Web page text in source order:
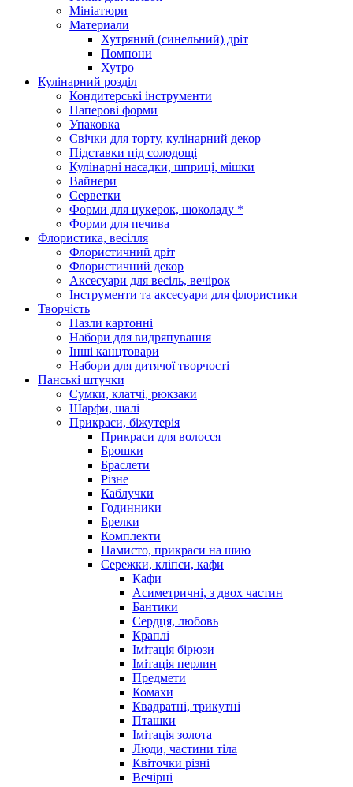
Мініатюри
Материали
Хутряний (синельний) дріт
Помпони
Хутро
Кулінарний розділ
Кондитерські інструменти
Паперові форми
Упаковка
Свічки для торту, кулінарний декор
Підставки під солодощі
Кулінарні насадки, шприці, мішки
Вайнери
Серветки
Форми для цукерок, шоколаду *
Форми для печива
Флористика, весілля
Флористичний дріт
Флористичний декор
Аксесуари для весіль, вечірок
Інструменти та аксесуари для флористики
Творчість
Пазли картонні
Набори для видряпування
Інші канцтовари
Набори для дитячої творчості
Панські штучки
Сумки, клатчі, рюкзаки
Шарфи, шалі
Прикраси, біжутерія
Прикраси для волосся
Брошки
Браслети
Різне
Каблучки
Годинники
Брелки
Комплекти
Намисто, прикраси на шию
Сережки, кліпси, кафи
Кафи
Асиметричні, з двох частин
Бантики
Сердця, любовь
Краплі
Імітація бірюзи
Імітація перлин
Предмети
Комахи
Квадратні, трикутні
Пташки
Імітація золота
Люди, частини тіла
Квіточки різні
Вечірні